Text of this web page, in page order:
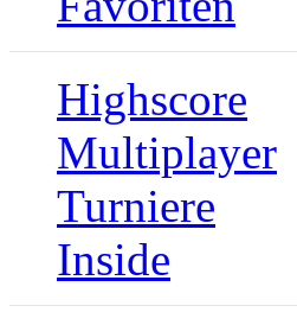
Highscore
Multiplayer
Turniere
Inside